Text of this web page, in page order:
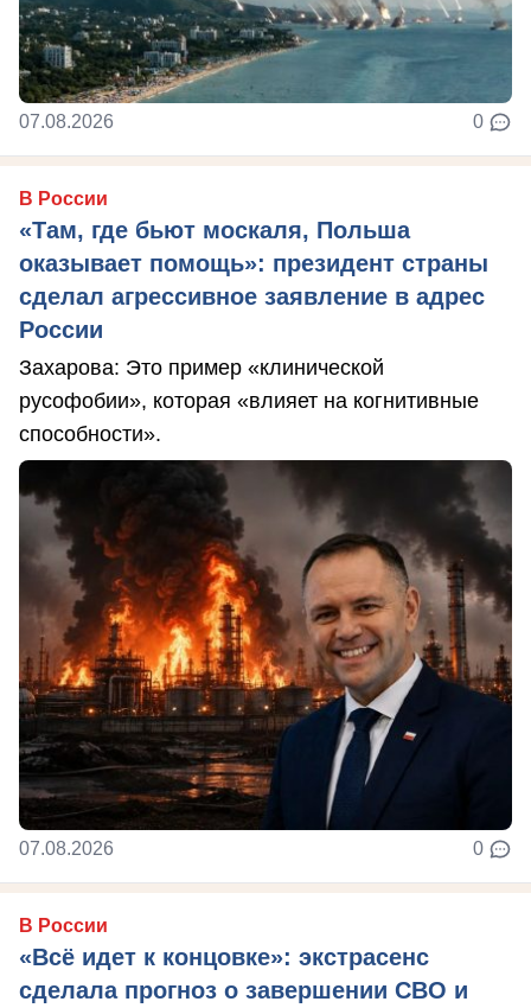
07.08.2026 0
В России
«Там, где бьют москаля, Польша
оказывает помощь»: президент страны
сделал агрессивное заявление в адрес
России
Захарова: Это пример «клинической
русофобии», которая «влияет на когнитивные
способности».
07.08.2026 0
В России
«Всё идет к концовке»: экстрасенс
сделала прогноз о завершении СВО и